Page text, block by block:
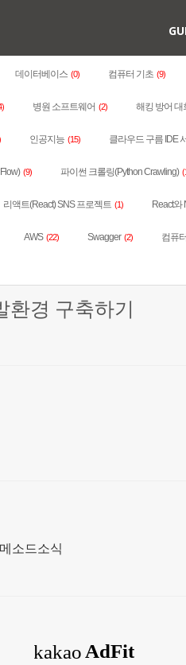
데이터베이스 (0) 컴퓨터 기초 (9)
병원 소프트웨어 (2) 해킹 방어 대
인공지능 (15) 클라우드 구름 IDE
(9) 파이썬 크롤링(Python Crawling)
리액트(React) SNS 프로젝트 (1) React와
AWS (22) Swagger (2) 컴퓨
환경 구축하기
소드소식